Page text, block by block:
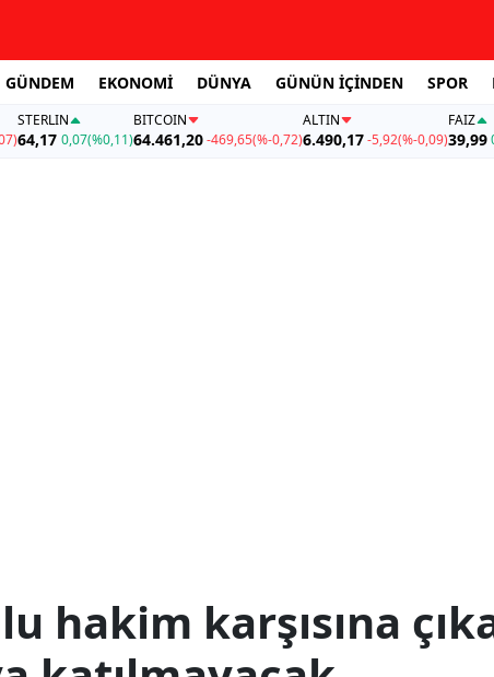
GÜNDEM EKONOMİ DÜNYA GÜNÜN İÇİNDEN SPOR
STERLIN
64,17 0,07(%0,11)
BITCOIN
64.461,20-469,65(%-0,72)
ALTIN
6.490,17-5,92(%-0,09)
FAİZ
39,99
hakim karşısına